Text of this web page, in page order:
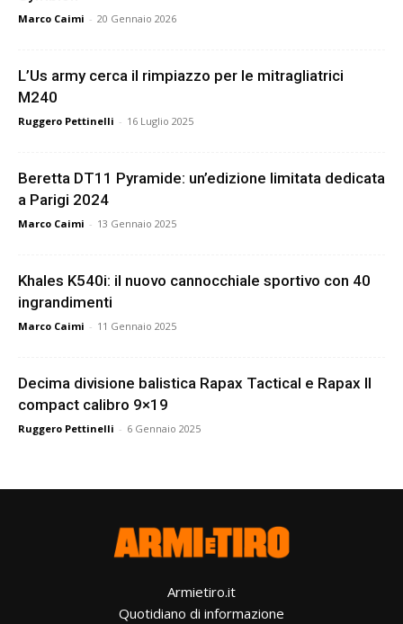
Marco Caimi - 20 Gennaio 2026
L’Us army cerca il rimpiazzo per le mitragliatrici
M240
Ruggero Pettinelli - 16 Luglio 2025
Beretta DT11 Pyramide: un’edizione limitata dedicata
a Parigi 2024
Marco Caimi - 13 Gennaio 2025
Khales K540i: il nuovo cannocchiale sportivo con 40
ingrandimenti
Marco Caimi - 11 Gennaio 2025
Decima divisione balistica Rapax Tactical e Rapax II
compact calibro 9×19
Ruggero Pettinelli - 6 Gennaio 2025
Armietiro.it
Quotidiano di informazione